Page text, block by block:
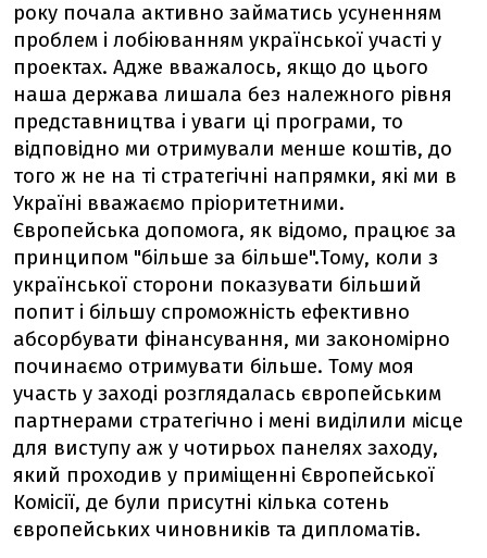
року почала активно займатись усуненням
проблем і лобіюванням української участі у
проектах. Адже вважалось, якщо до цього
наша держава лишала без належного рівня
представництва і уваги ці програми, то
відповідно ми отримували менше коштів, до
того ж не на ті стратегічні напрямки, які ми в
Україні вважаємо пріоритетними.
Європейська допомога, як відомо, працює за
принципом "більше за більше".Тому, коли з
української сторони показувати більший
попит і більшу спроможність ефективно
абсорбувати фінансування, ми закономірно
починаємо отримувати більше. Тому моя
участь у заході розглядалась європейським
партнерами стратегічно і мені виділили місце
для виступу аж у чотирьох панелях заходу,
який проходив у приміщенні Європейської
Комісії, де були присутні кілька сотень
європейських чиновників та дипломатів.